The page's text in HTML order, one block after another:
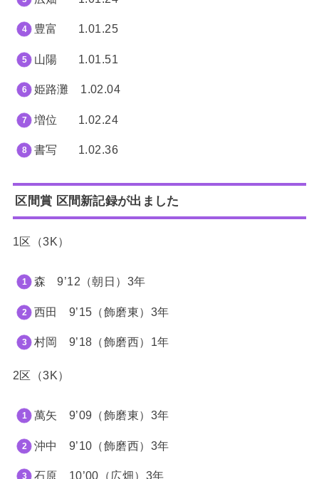
豊富 1.01.25
山陽 1.01.51
姫路灘 1.02.04
増位 1.02.24
書写 1.02.36
区間賞 区間新記録が出ました
1区（3K）
森 9’12（朝日）3年
西田 9’15（飾磨東）3年
村岡 9’18（飾磨西）1年
2区（3K）
萬矢 9’09（飾磨東）3年
沖中 9’10（飾磨西）3年
石原 10’00 （広畑）3年